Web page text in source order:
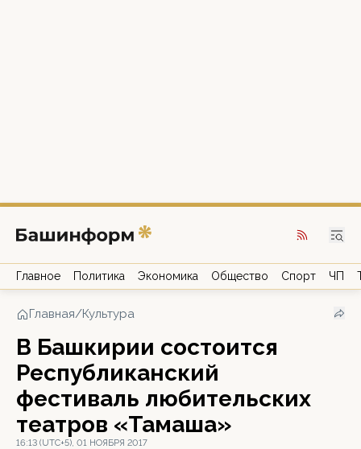
Главное Политика Экономика Общество Спорт ЧП
Главная/Культура
В Башкирии состоится
Республиканский
фестиваль любительских
театров «Тамаша»
16:13 (UTC+5), 01 НОЯБРЯ 2017